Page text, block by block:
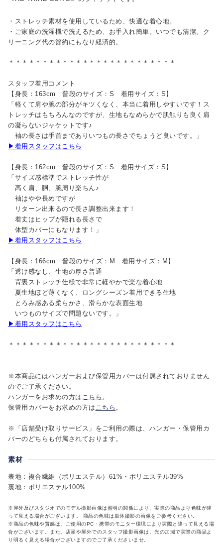
・ストレッチ素材を使用しているため、快適な着心地。
・ご家庭の洗濯機で洗えるため、お手入れ簡単。いつでも清潔。ク
リーニング代の節約にもなり経済的。
＊＊＊＊＊＊＊＊＊＊＊＊＊＊＊＊＊＊＊＊＊＊＊＊＊
スタッフ着用コメント
【身長：163cm 普段のサイズ：S 着用サイズ：S】
「軽くて肩や腕の部分がキツくなく、本当に着用しやすいです！ス
トレッチはもちろんなのですが、生地もなめらかで肌触りも良く肩
の凝らないジャケットです♪
袖の長さは手首までありいつもの長さでちょうど良いです。」
▶着用スタッフはこちら
【身長：162cm 普段のサイズ：S 着用サイズ：S】
「サイズ感標準でストレッチ性が
高く肩、胴、腕周り楽ちん♪
袖はやや長めですが
リターン出来るので長さ調整出来ます！
着丈はヒップが隠れる長さで
体型カバーにもなります！」
▶着用スタッフはこちら
【身長：166cm 普段のサイズ：M 着用サイズ：M】
「透け感なし、生地の厚さ普通
背裏ストレッチ仕様で非常に軽やかで楽な着心地
夏生地ほど薄くなく、ロングシーズン着用できる生地
とろみ感ある柔らかさ、滑らかな表面生地
いつものサイズで問題ないです。」
▶着用スタッフはこちら
＊＊＊＊＊＊＊＊＊＊＊＊＊＊＊＊＊＊＊＊＊＊＊＊＊
※本商品にはハンガーおよび保管用カバーは付属されておりません
のでご了承ください。
ハンガーをお求めの方は こちら 。
保管用カバーをお求めの方は こちら 。
※「店舗受け取りサービス」をご利用の際は、ハンガー・保管用カ
バーのどちらも付属されております。
素材
表地：複合繊維（ポリエステル）61%・ポリエステル39%
裏地：ポリエステル100%
※屋外及びスタジオでのモデル撮影画像は照明の関係により、実際の商品より色味が違
って見える場合がございます。 商品の色味は単体撮影の画像をご参考ください。
※商品の色味や質感は、ご使用のPC・携帯のモニター環境により実際と違って見える場
合がございます。また、店頭や屋外でのスタッフ撮影画像は、光の加減で実際の商品よ
り明るく見える場合がございますのでご了承くださいませ。